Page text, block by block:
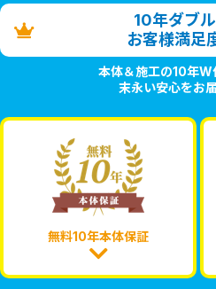
10年ダブ
お客様満足
本体＆施工の10年W
末永い安心をお届
無料10年本体保証